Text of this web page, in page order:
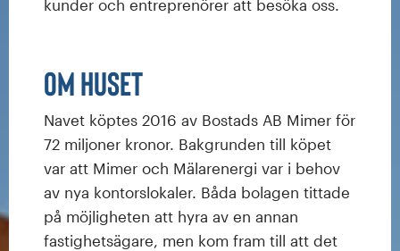
kunder och entreprenörer att besöka oss.
Om huset
Navet köptes 2016 av Bostads AB Mimer för
72 miljoner kronor. Bakgrunden till köpet
var att Mimer och Mälarenergi var i behov
av nya kontorslokaler. Båda bolagen tittade
på möjligheten att hyra av en annan
fastighetsägare, men kom fram till att det